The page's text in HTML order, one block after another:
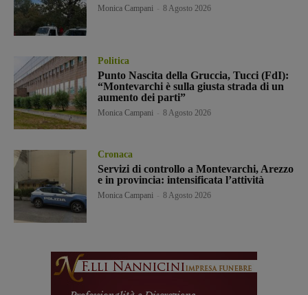
Monica Campani 8 Agosto 2026
Politica
Punto Nascita della Gruccia, Tucci (FdI):
“Montevarchi è sulla giusta strada di un
aumento dei parti”
Monica Campani 8 Agosto 2026
Cronaca
Servizi di controllo a Montevarchi, Arezzo
e in provincia: intensificata l’attività
Monica Campani 8 Agosto 2026